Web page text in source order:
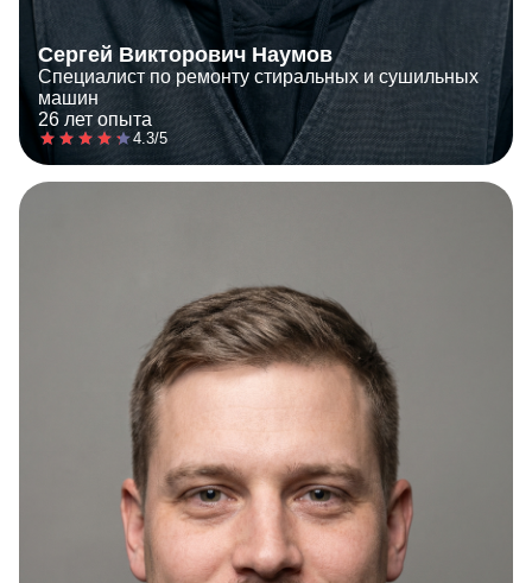
Сергей Викторович Наумов
Специалист по ремонту стиральных и сушильных
машин
26 лет опыта
4.3/5